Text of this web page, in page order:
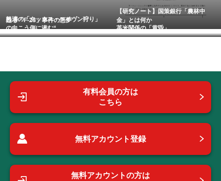
甦る「F-23」事件の悪夢
【研究ノート】国策銀行「農林中
金」とは何か
怒濤の「タックス・ヘイヴン狩り」
の向こう側に潜む“...
英米関係の「黄昏」
有料会員の方は
こちら
無料アカウント登録
無料アカウントの方は